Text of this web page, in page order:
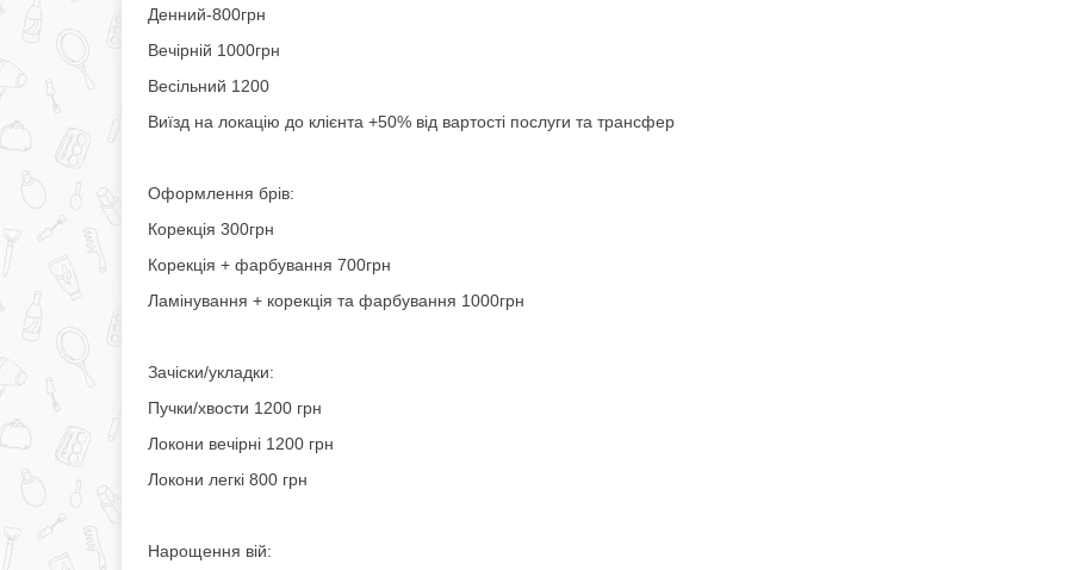
Денний-800грн
Вечірній 1000грн
Весільний 1200
Виїзд на локацію до клієнта +50% від вартості послуги та трансфер
Оформлення брів:
Корекція 300грн
Корекція + фарбування 700грн
Ламінування + корекція та фарбування 1000грн
Зачіски/укладки:
Пучки/хвости 1200 грн
Локони вечірні 1200 грн
Локони легкі 800 грн
Нарощення вій: